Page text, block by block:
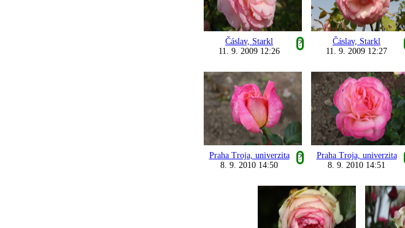
Čáslav, Starkl
?
11. 9. 2009 12:26
Čáslav, Starkl
11. 9. 2009 12:27
Praha Troja, univerzita
?
8. 9. 2010 14:50
Praha Troja, univerzita
8. 9. 2010 14:51